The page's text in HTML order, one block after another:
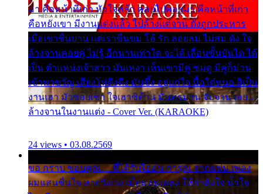
มา คือหน้าที่เก่า หัวใจหล้า คอยไปคอยมา คือหน้าที่เก่า
คือหยังเขา มีงานแต่งแล้ว ไปล้างแต่จาน ดั่งถูกประหาร
เมื่อเขาชื่นบาน แต่เราขื่นขม โอ้ รัก ลอยลม ไม่สม ดัง ใจ
ล้างจานคอยคู่ ไม่รู้ อีกนานเท่าใด จะได้ เลื่อนขั้นบันได ได้
เป็น ตำแหน่งเจ้าสาว มันเหงา เห็นเขามีคู่ ซมดู มีคู่ก็ม่วน
เข้าพาขวัญ เสียงโห่ตึงตึง มันซึ้ง อยู่แก่ใจ มื้อใด๋หนอ สิเป็น
งานเฮา มัวซอยเขา ใจเฮาซิด้าน มันทรมาน จับจาน เอย…
ล้างจานในงานแต่ง - Cover Ver. (KARAOKE)
24 views • 03.08.2569
ขอ กราบ ขอบคุณ.... ที่ได้รับไออุ่น การุณ จากแฟน เพลง
ผมแสนชื่นใจ หายวังเวง เมื่อแฟนเพลง ให้กำลังใจ น้ำใจ